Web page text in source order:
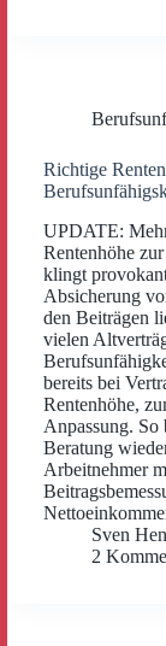
Richtige
UPDATE:
Rentenhöhe
klingt
Absicherung
den Beiträgen
vielen
bereits bei
Rentenhöhe,
Anpassung. So
Beratung
Arbeitnehmer
Sven
2